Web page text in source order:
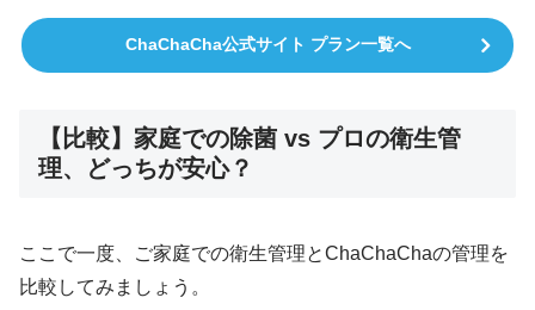
ChaChaCha公式サイト プラン一覧へ
【比較】家庭での除菌 vs プロの衛生管
理、どっちが安心？
ここで一度、ご家庭での衛生管理とChaChaChaの管理を
比較してみましょう。